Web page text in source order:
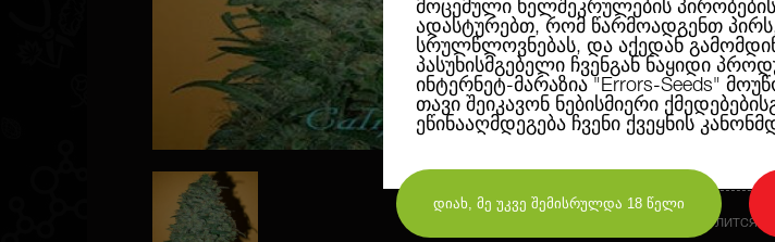
მოცემული ხელშეკრულების პირობების
ადასტურებთ, რომ წარმოადგენთ
სრულწლოვნებას, და აქედან
პასუხისმგებელი ჩვენგან ნაყიდი
ინტერნეტ-მარაზია "Errors-Seeds"
თავი შეიკავონ ნებისმიერი
ეწინააღმდეგება ჩვენი ქვეყნის
დიახ, მე უკვე შემისრულდა 18 წელი
California
содержания
Содержание
урожая.
California
климатом.
Имеет
Поделится в